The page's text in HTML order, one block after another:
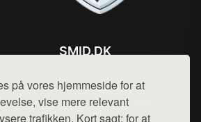
på vores hjemmeside for at
vise mere relevant
trafikken. Kort sagt: for at
SMID.DK
Mail: hej@want.dk